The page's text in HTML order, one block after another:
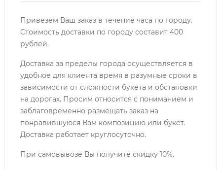
Привезем Ваш заказ в течение часа по городу.
Cтоимость доставки по городу составит 400
рублей.
Доставка за пределы города осуществляется в
удобное для клиента время в разумные сроки в
зависимости от сложности букета и обстановки
на дорогах. Просим относится с пониманием и
заблаговременно размещать заказ на
понравившуюся Вам композицию или букет.
Доставка работает круглосуточно.
При самовывозе Вы получите скидку 10%.